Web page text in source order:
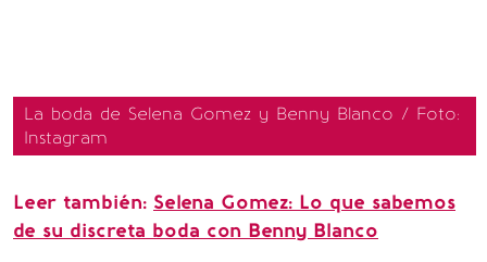
La boda de Selena Gomez y Benny Blanco / Foto:
Instagram
Leer también: Selena Gomez: Lo que sabemos
de su discreta boda con Benny Blanco